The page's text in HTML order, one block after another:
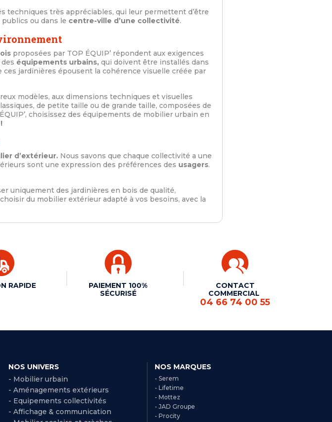
techniques très appréciables, qui leur permettent d’être
ou dans le centre-ville d’une collectivité.
proposées par TOP ÉQUIP’ répondent aux exigences
équipements urbains, qui doivent être installés dans
jardinières épousent la cohérence visuelle créée par
modèles, aux dimensions techniques et visuelles
de petite taille ou de grande taille, composées de
choisissez des équipements de mobilier urbain en
d’extérieur. Nous savons que chaque collectivité a une
sont une expression des préférences des usagers.
uniquement des jardinières en bois de qualité,
du mobilier extérieur adapté à vos besoins, avec la
RAPIDE
PAIEMENT 100%
SÉCURISÉ
CONTACT
COMMERCIAL
04 66 74 00 55
NOS UNIVERS
- Mobilier urbain
- Aménagements extérieurs
- Equipements collectivités
- Affichage & communication
NOS MARQUES
- Serem
- Lifetime
- Mottez
- JAD Groupe
- Procity